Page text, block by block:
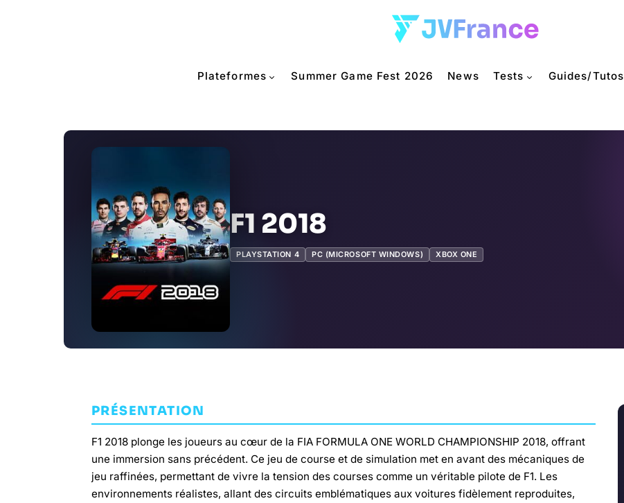
Plateformes Summer Game Fest 2026 News Tests Guides/Tutos
F1 2018
PLAYSTATION 4 PC (MICROSOFT WINDOWS) XBOX ONE
PRÉSENTATION
F1 2018 plonge les joueurs au cœur de la FIA FORMULA ONE WORLD CHAMPIONSHIP 2018, offrant
une immersion sans précédent. Ce jeu de course et de simulation met en avant des mécaniques de
jeu raffinées, permettant de vivre la tension des courses comme un véritable pilote de F1. Les
environnements réalistes, allant des circuits emblématiques aux voitures fidèlement reproduites,